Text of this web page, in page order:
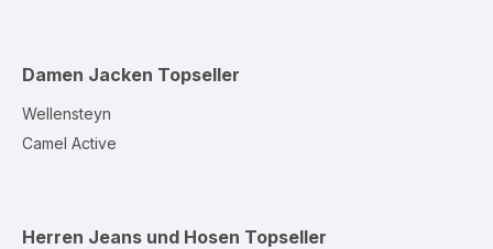
Damen Jacken Topseller
Wellensteyn
Camel Active
Herren Jeans und Hosen Topseller